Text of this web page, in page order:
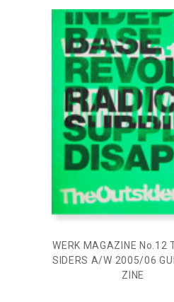
WERK MAGAZINE No.12
SIDERS A/W 2005/06
ZINE